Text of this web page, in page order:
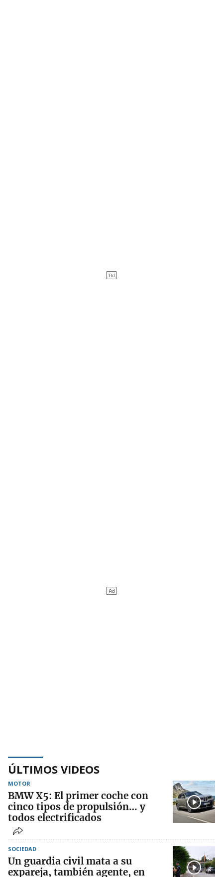
ÚLTIMOS VIDEOS
MOTOR
BMW X5: El primer coche con
cinco tipos de propulsión… y
todos electrificados
SOCIEDAD
Un guardia civil mata a su
expareja, también agente, en